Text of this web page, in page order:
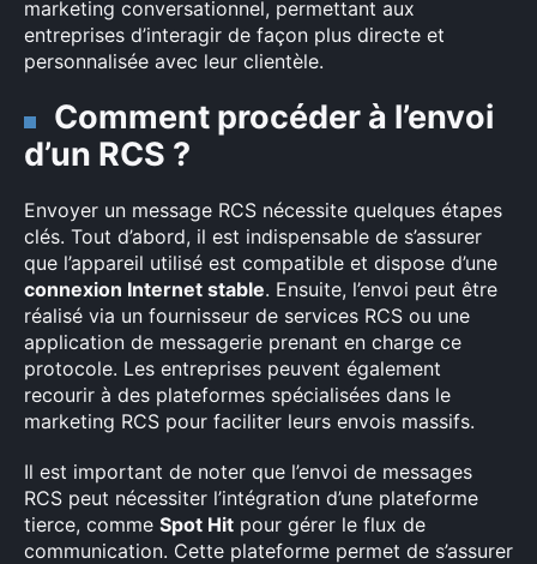
marketing conversationnel, permettant aux
entreprises d’interagir de façon plus directe et
personnalisée avec leur clientèle.
Comment procéder à l’envoi
d’un RCS ?
Envoyer un message RCS nécessite quelques étapes
clés. Tout d’abord, il est indispensable de s’assurer
que l’appareil utilisé est compatible et dispose d’une
connexion Internet stable. Ensuite, l’envoi peut être
réalisé via un fournisseur de services RCS ou une
application de messagerie prenant en charge ce
protocole. Les entreprises peuvent également
recourir à des plateformes spécialisées dans le
marketing RCS pour faciliter leurs envois massifs.
Il est important de noter que l’envoi de messages
RCS peut nécessiter l’intégration d’une plateforme
tierce, comme Spot Hit pour gérer le flux de
communication. Cette plateforme permet de s’assurer
Rechercher